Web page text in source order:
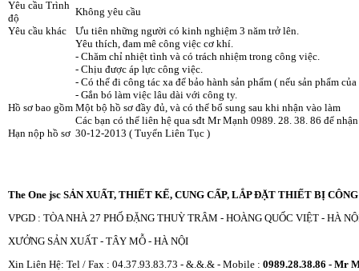
Yêu cầu Trình
độ
Không yêu cầu
Yêu cầu khác
Ưu tiên những người có kinh nghiệm 3 năm trở lên.
Yêu thích, đam mê công việc cơ khí.
- Chăm chỉ nhiệt tình và có trách nhiệm trong công việc.
- Chịu được áp lực công việc.
- Có thể đi công tác xa để bảo hành sản phẩm ( nếu sản phẩm
- Gắn bó làm việc lâu dài với công ty.
Hồ sơ bao gồm Một bộ hồ sơ đầy đủ, và có thể bổ sung sau khi nhận vào làm
Các bạn có thể liên hệ qua sđt Mr Mạnh 0989. 28. 38. 86 để
Hạn nộp hồ sơ 30-12-2013 ( Tuyển Liên Tục )
The One jsc SẢN XUẤT, THIẾT KẾ, CUNG CẤP, LẮP ĐẶT THIẾT BỊ
VPGD : TÒA NHÀ 27 PHỐ ĐẶNG THUỲ TRÂM - HOÀNG QUỐC VIỆT - HÀ
XƯỞNG SẢN XUẤT - TÂY MỖ - HÀ NỘI
Xin Liên Hệ: Tel / Fax : 04.37.93.83.73 - &.&.& - Mobile : 0989.28.38.86 - Mr